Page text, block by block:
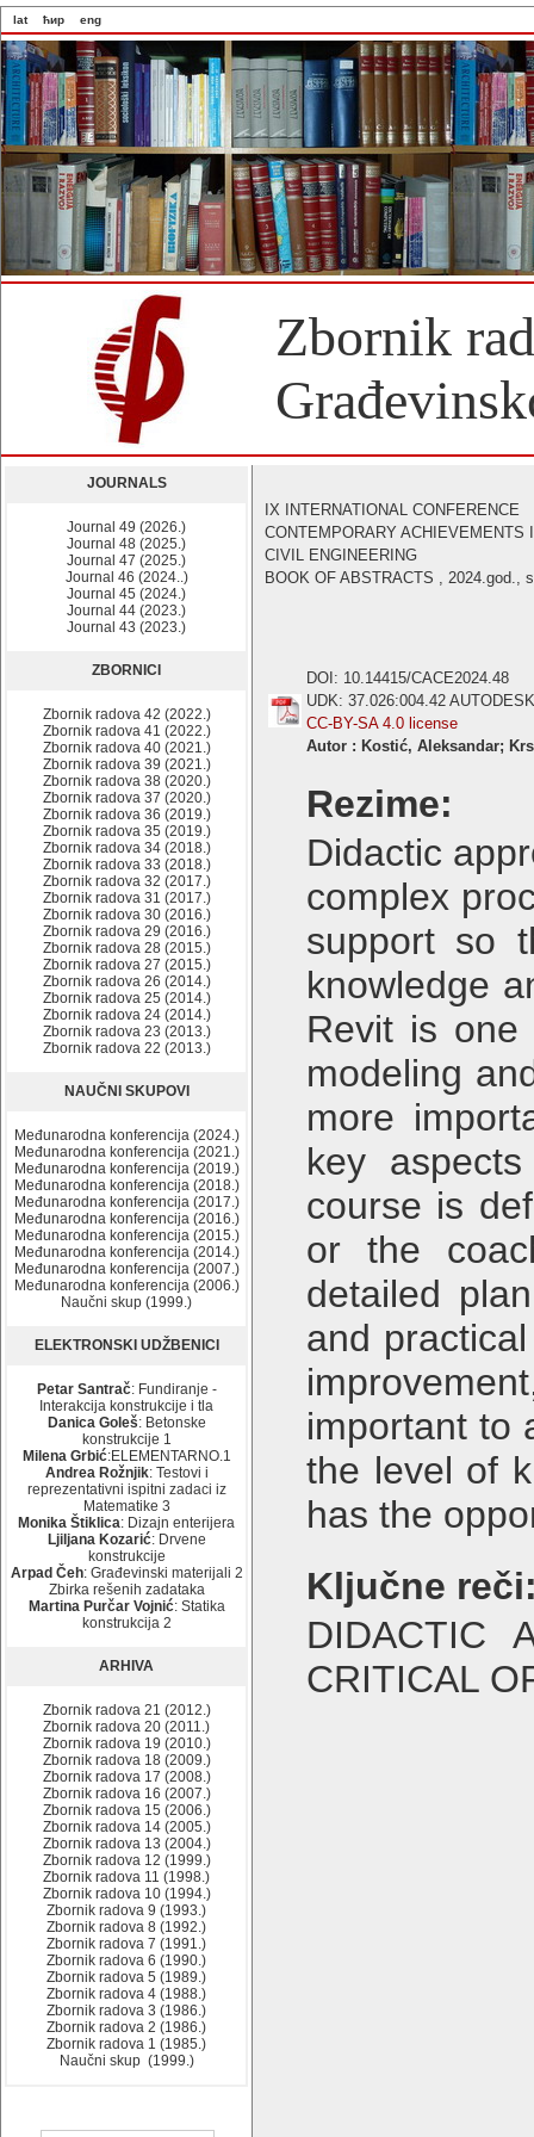
lat ћир eng
Zbornik
JOURNALS
Journal 49 (2026.)
Journal 48 (2025.)
Journal 47 (2025.)
Journal 46 (2024..)
Journal 45 (2024.)
Journal 44 (2023.)
Journal 43 (2023.)
ZBORNICI
Zbornik radova 42 (2022.)
Zbornik radova 41 (2022.)
Zbornik radova 40 (2021.)
Zbornik radova 39 (2021.)
Zbornik radova 38 (2020.)
Zbornik radova 37 (2020.)
Zbornik radova 36 (2019.)
Zbornik radova 35 (2019.)
Zbornik radova 34 (2018.)
Zbornik radova 33 (2018.)
Zbornik radova 32 (2017.)
Zbornik radova 31 (2017.)
Zbornik radova 30 (2016.)
Zbornik radova 29 (2016.)
Zbornik radova 28 (2015.)
Zbornik radova 27 (2015.)
Zbornik radova 26 (2014.)
Zbornik radova 25 (2014.)
Zbornik radova 24 (2014.)
Zbornik radova 23 (2013.)
Zbornik radova 22 (2013.)
NAUČNI SKUPOVI
Međunarodna konferencija (2024.)
Međunarodna konferencija (2021.)
Međunarodna konferencija (2019.)
Međunarodna konferencija (2018.)
Međunarodna konferencija (2017.)
Međunarodna konferencija (2016.)
Međunarodna konferencija (2015.)
Međunarodna konferencija (2014.)
Međunarodna konferencija (2007.)
Međunarodna konferencija (2006.)
Naučni skup (1999.)
ELEKTRONSKI UDŽBENICI
Petar Santrač: Fundiranje -
Interakcija konstrukcije i tla
Danica Goleš: Betonske
konstrukcije 1
Milena Grbić:ELEMENTARNO.1
Andrea Rožnjik: Testovi i
reprezentativni ispitni zadaci iz
Matematike 3
Monika Štiklica: Dizajn enterijera
Ljiljana Kozarić: Drvene
konstrukcije
Arpad Čeh: Građevinski materijali 2
Zbirka rešenih zadataka
Martina Purčar Vojnić: Statika
konstrukcija 2
ARHIVA
Zbornik radova 21 (2012.)
Zbornik radova 20 (2011.)
Zbornik radova 19 (2010.)
Zbornik radova 18 (2009.)
Zbornik radova 17 (2008.)
Zbornik radova 16 (2007.)
Zbornik radova 15 (2006.)
Zbornik radova 14 (2005.)
Zbornik radova 13 (2004.)
Zbornik radova 12 (1999.)
Zbornik radova 11 (1998.)
Zbornik radova 10 (1994.)
Zbornik radova 9 (1993.)
Zbornik radova 8 (1992.)
Zbornik radova 7 (1991.)
Zbornik radova 6 (1990.)
Zbornik radova 5 (1989.)
Zbornik radova 4 (1988.)
Zbornik radova 3 (1986.)
Zbornik radova 2 (1986.)
Zbornik radova 1 (1985.)
Naučni skup (1999.)
IX INTERNATIONAL CONFERENCE
CONTEMPORARY ACHIEVEMENTS
CIVIL ENGINEERING
BOOK OF ABSTRACTS , 2024.god.,
DOI: 10.14415/CACE2024.48
UDK: 37.026:004.42 AUTODESK
CC-BY-SA 4.0 license
Autor : Kostić, Aleksandar;
Rezime:
Didactic
complex
support so
knowledge
Revit is one
modeling
more
key
course is
or the
detailed
and
important to
the level of
has the
Ključne
DIDACTIC
CRITICAL